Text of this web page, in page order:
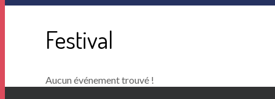
Festival
Aucun événement trouvé !